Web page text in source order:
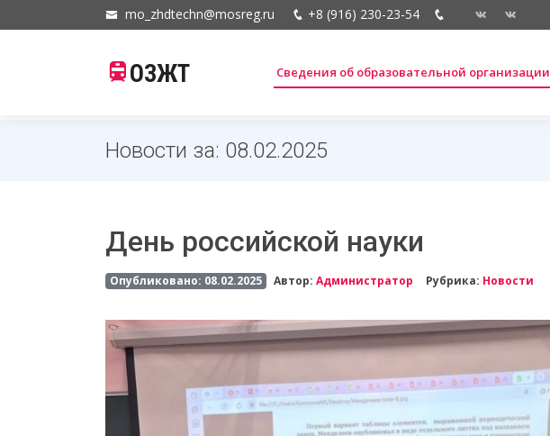
mo_zhdtechn@mosreg.ru +8 (916) 230-23-54
ОЗЖТ Сведения об образовательной организации
Новости за: 08.02.2025
День российской науки
Опубликовано: 08.02.2025 Автор:Администратор Рубрика: Новости